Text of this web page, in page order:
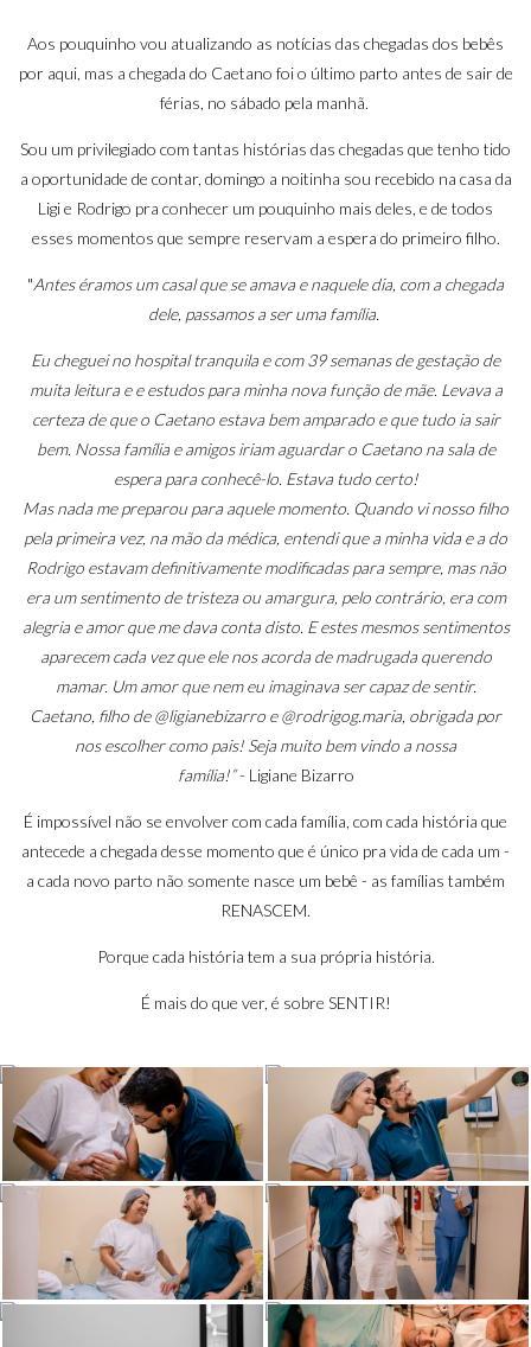
Aos pouquinho vou atualizando as notícias das chegadas dos bebês
por aqui, mas a chegada do Caetano foi o último parto antes de sair de
férias, no sábado pela manhã.
Sou um privilegiado com tantas histórias das chegadas que tenho tido
a oportunidade de contar, domingo a noitinha sou recebido na casa da
Ligi e Rodrigo pra conhecer um pouquinho mais deles, e de todos
esses momentos que sempre reservam a espera do primeiro filho.
"Antes éramos um casal que se amava e naquele dia, com a chegada
dele, passamos a ser uma família.
Eu cheguei no hospital tranquila e com 39 semanas de gestação de
muita leitura e e estudos para minha nova função de mãe. Levava a
certeza de que o Caetano estava bem amparado e que tudo ia sair
bem. Nossa família e amigos iriam aguardar o Caetano na sala de
espera para conhecê-lo. Estava tudo certo!
Mas nada me preparou para aquele momento. Quando vi nosso filho
pela primeira vez, na mão da médica, entendi que a minha vida e a do
Rodrigo estavam definitivamente modificadas para sempre, mas não
era um sentimento de tristeza ou amargura, pelo contrário, era com
alegria e amor que me dava conta disto. E estes mesmos sentimentos
aparecem cada vez que ele nos acorda de madrugada querendo
mamar. Um amor que nem eu imaginava ser capaz de sentir.
Caetano, filho de @ligianebizarro e @rodrigog.maria, obrigada por
nos escolher como pais! Seja muito bem vindo a nossa
família!”- Ligiane Bizarro
É impossível não se envolver com cada família, com cada história que
antecede a chegada desse momento que é único pra vida de cada um -
a cada novo parto não somente nasce um bebê - as famílias também
RENASCEM.
Porque cada história tem a sua própria história.
É mais do que ver, é sobre SENTIR!